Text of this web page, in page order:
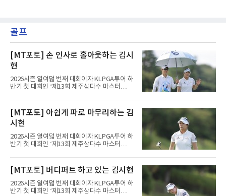
골프
[MT포토] 손 인사로 홀아웃하는 김시
현
2026시즌 열여덟 번째 대회이자 KLPGA투어 하
반기 첫 대회인 ‘제13회 제주삼다수 마스터
제주도 서귀포시에 위치한 테디밸리 골프앤리조
트(파72/6,767야드)에서 열리고 있다.7일 현재
2라운드 경기가 펼쳐지고 있다.김시현(NH투자
증권)이 11번 홀에서 경기하고 있다.
[MT포토] 아쉽게 파로 마무리하는 김
시현
2026시즌 열여덟 번째 대회이자 KLPGA투어 하
반기 첫 대회인 ‘제13회 제주삼다수 마스터
제주도 서귀포시에 위치한 테디밸리 골프앤리조
트(파72/6,767야드)에서 열리고 있다.7일 현재
2라운드 경기가 펼쳐지고 있다.김시현(NH투자
증권)이 11번 홀에서 경기하고 있다.
[MT포토] 버디퍼트 하고 있는 김시현
2026시즌 열여덟 번째 대회이자 KLPGA투어 하
반기 첫 대회인 ‘제13회 제주삼다수 마스터